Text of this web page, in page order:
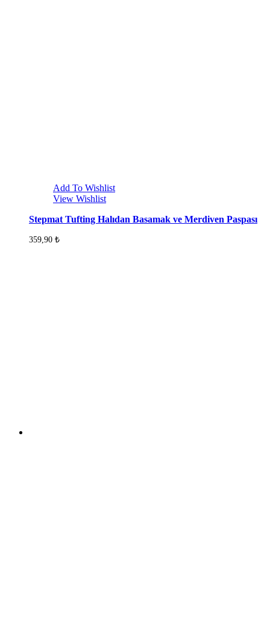
Add To Wishlist
View Wishlist
Stepmat Tufting Halıdan Basamak ve Merdiven Paspası
359,90 ₺